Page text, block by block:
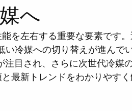
へ
を左右する重要な要素です
い冷媒への切り替えが進んで
目され、さらに次世代冷媒
最新トレンドをわかりやすく